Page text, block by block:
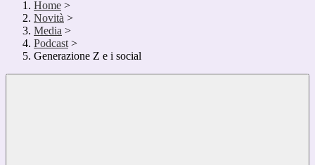
Home >
Novità >
Media >
Podcast >
Generazione Z e i social